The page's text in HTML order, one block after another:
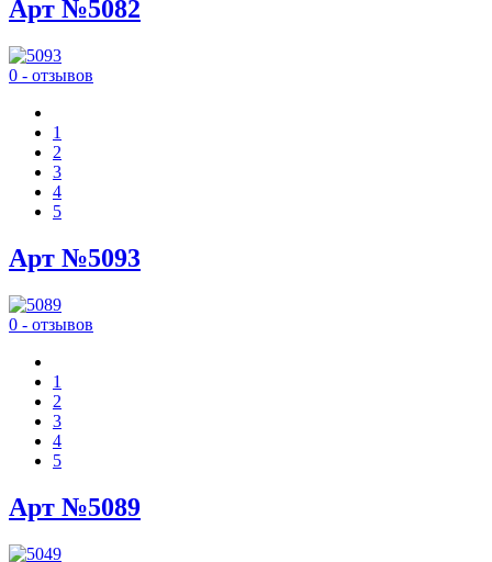
Арт №5082
0 - отзывов
1
2
3
4
5
Арт №5093
0 - отзывов
1
2
3
4
5
Арт №5089